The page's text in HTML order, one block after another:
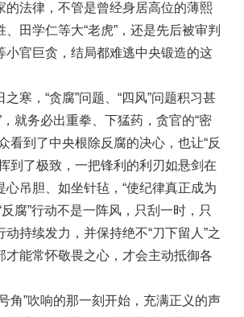
的法律，不管是曾经身居高位的薄熙
田学仁等大“老虎”，还是先后被审判
小官巨贪，结局都难逃中央锻造的这
寒，“贪腐”问题、“四风”问题积习甚
，就务必出重拳、下猛药，贪官的“密
看到了中央根除反腐的决心，也让“反
到了极致，一把锋利的利刃如悬剑在
心吊胆、如坐针毡，“使纪律真正成为
腐”行动不是一阵风，只刮一时，只
持续发力，并保持绝不“刀下留人”之
才能常怀敬畏之心，才会主动抵御各
角”吹响的那一刻开始，充满正义的声